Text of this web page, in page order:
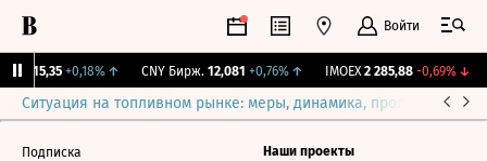
Войти
115,35 +0,18%↑ CNY Бирж. 12,081 +0,76%↑ IMOEX 2 285,88 -0,69%↓
Ситуация на топливном рынке: меры, динамика, прогнозы
Подписка Наши проекты